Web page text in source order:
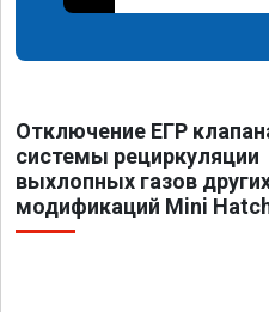
Отключение ЕГР
системы рециркуляции
выхлопных газов
модификаций Mini